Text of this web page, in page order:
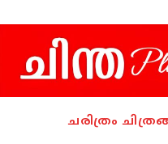
ചരിത്രം